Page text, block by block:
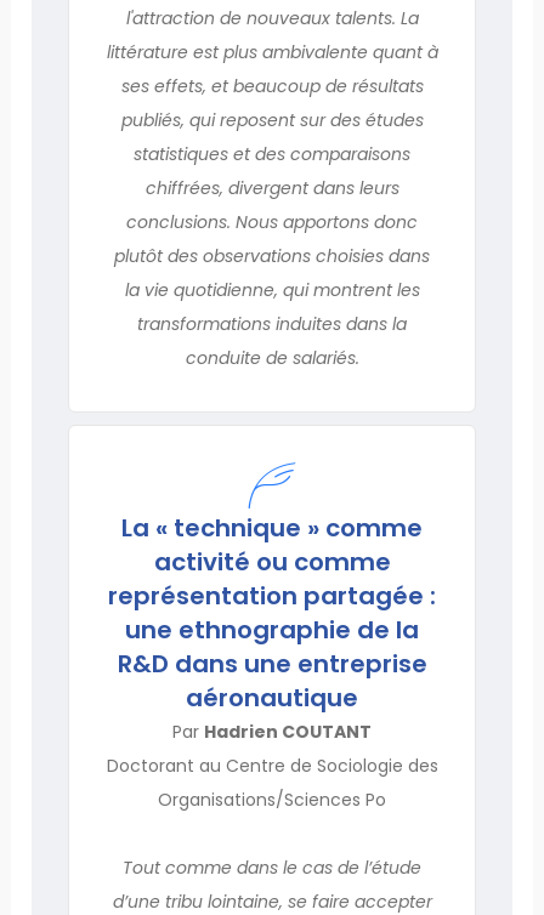
l'attraction de nouveaux talents. La
littérature est plus ambivalente quant à
ses effets, et beaucoup de résultats
publiés, qui reposent sur des études
statistiques et des comparaisons
chiffrées, divergent dans leurs
conclusions. Nous apportons donc
plutôt des observations choisies dans
la vie quotidienne, qui montrent les
transformations induites dans la
conduite de salariés.
La « technique » comme
activité ou comme
représentation partagée :
une ethnographie de la
R&D dans une entreprise
aéronautique
Par Hadrien COUTANT
Doctorant au Centre de Sociologie des
Organisations/Sciences Po
Tout comme dans le cas de l’étude
d’une tribu lointaine, se faire accepter